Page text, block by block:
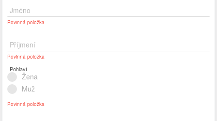
Jméno
Povinná položka
Příjmení
Povinná položka
Pohlaví
Žena
Muž
Povinná položka